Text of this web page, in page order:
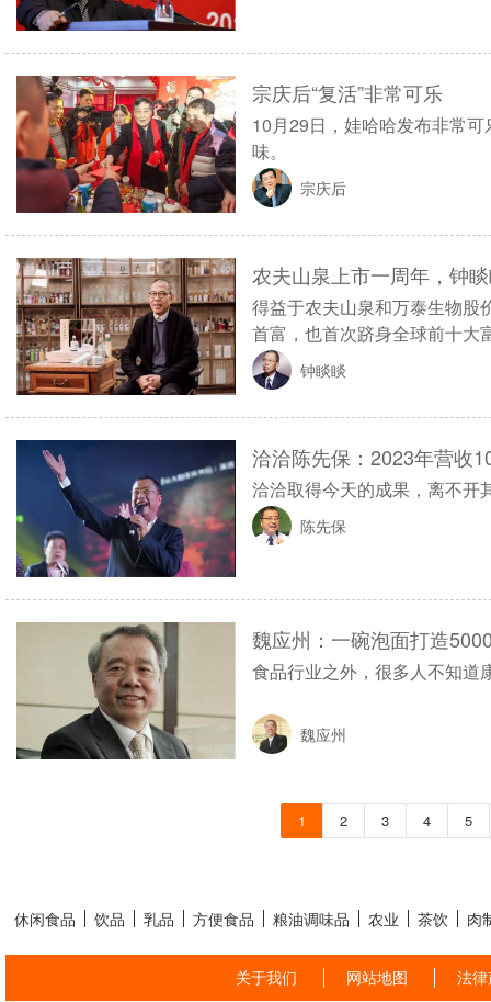
宗庆后“复活”非常可乐
10月29日，娃哈哈发布非常
味。
宗庆后
农夫山泉上市一周年，钟
得益于农夫山泉和万泰生物股
首富，也首次跻身全球前十大
钟睒睒
洽洽陈先保：2023年营收
洽洽取得今天的成果，离不开
陈先保
魏应州：一碗泡面打造
食品行业之外，很多人不知道
在食品界，他立誓要做龙头；
人魏应州，在食品行业驰骋几
魏应州
1 2 3 4 5
休闲食品 饮品 乳品 方便食品 粮油调味品 农业 茶饮 肉
关于我们 网站地图 法律